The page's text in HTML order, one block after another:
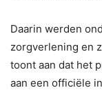
Daarin werden
zorgverlening en
toont aan dat het
aan een officiële